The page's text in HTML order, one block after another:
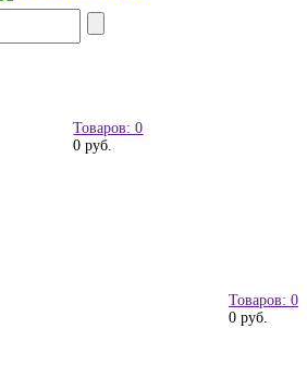
Товаров: 0
0 руб.
Товаров: 0
0 руб.